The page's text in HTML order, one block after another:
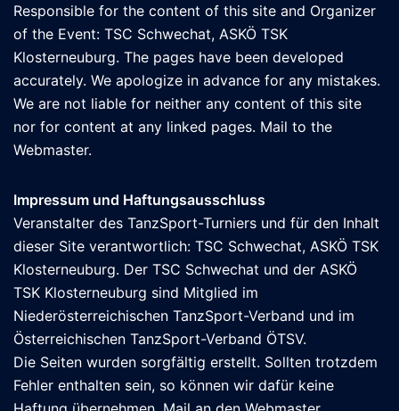
Responsible for the content of this site and Organizer
of the Event: TSC Schwechat, ASKÖ TSK
Klosterneuburg. The pages have been developed
accurately. We apologize in advance for any mistakes.
We are not liable for neither any content of this site
nor for content at any linked pages. Mail to the
Webmaster.
Impressum und Haftungsausschluss
Veranstalter des TanzSport-Turniers und für den Inhalt
dieser Site verantwortlich: TSC Schwechat, ASKÖ TSK
Klosterneuburg. Der TSC Schwechat und der ASKÖ
TSK Klosterneuburg sind Mitglied im
Niederösterreichischen TanzSport-Verband und im
Österreichischen TanzSport-Verband ÖTSV.
Die Seiten wurden sorgfältig erstellt. Sollten trotzdem
Fehler enthalten sein, so können wir dafür keine